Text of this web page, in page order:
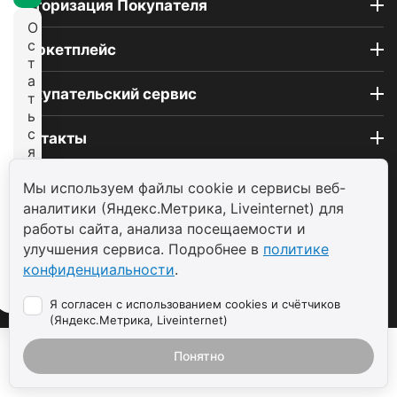
Авторизация Покупателя
Маркетплейс
Покупательский сервис
Контакты
© 2004 - 2026 ООО «ТП САВДА»
О
с
т
а
т
ь
с
я
а
с
а
й
т
е
Мы используем файлы cookie и сервисы веб-
аналитики (Яндекс.Метрика, Liveinternet) для
работы сайта, анализа посещаемости и
улучшения сервиса. Подробнее в политике
конфиденциальности.
Я согласен с использованием cookies и счётчиков
(Яндекс.Метрика, Liveinternet)
Понятно